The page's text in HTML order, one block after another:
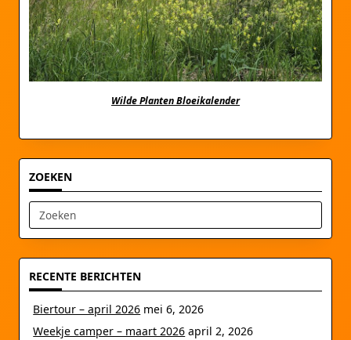
Wilde Planten Bloeikalender
ZOEKEN
Zoek
naar:
RECENTE BERICHTEN
Biertour – april 2026 mei 6, 2026
Weekje camper – maart 2026 april 2, 2026